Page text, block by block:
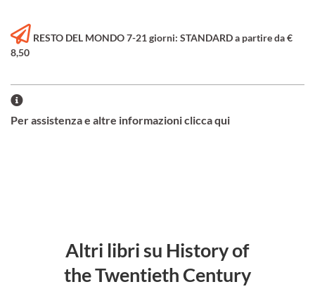
RESTO DEL MONDO 7-21 giorni: STANDARD a partire da €
8,50
Per assistenza e altre informazioni clicca qui
Altri libri su History of
the Twentieth Century